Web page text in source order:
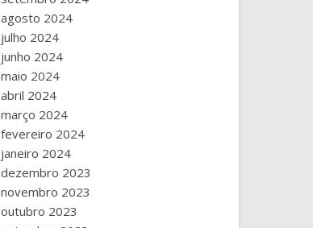
agosto 2024
julho 2024
junho 2024
maio 2024
abril 2024
março 2024
fevereiro 2024
janeiro 2024
dezembro 2023
novembro 2023
outubro 2023